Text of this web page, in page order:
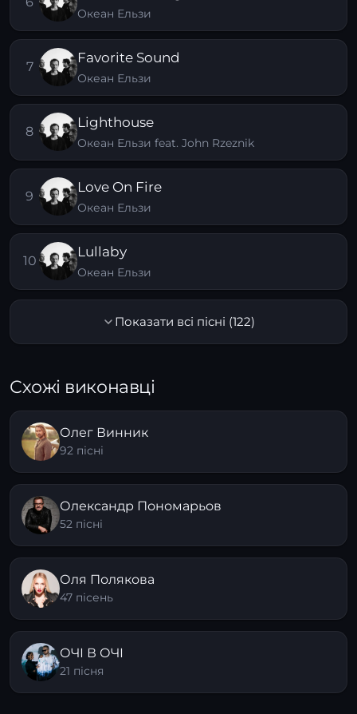
Океан Ельзи
7
Favorite Sound
Океан Ельзи
8
Lighthouse
Океан Ельзи feat. John Rzeznik
9
Love On Fire
Океан Ельзи
10
Lullaby
Океан Ельзи
Показати всі пісні (122)
Схожі виконавці
Олег Винник
92 пісні
Олександр Пономарьов
52 пісні
Оля Полякова
47 пісень
ОЧІ В ОЧІ
21 пісня